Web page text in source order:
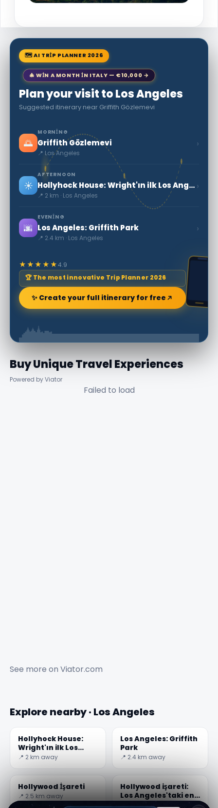
🗺 AI TRIP PLANNER 2026
🎄 WIN A MONTH IN ITALY — €10,000 →
Plan your visit to Los Angeles
Suggested itinerary near Griffith Gözlemevi
🌅
MORNING
Griffith Gözlemevi
📍 Los Angeles
›
☀️
AFTERNOON
Hollyhock House: Wright'ın ilk Los Angeles projesi
📍 2 km · Los Angeles
›
🌆
EVENING
Los Angeles: Griffith Park
📍 2.4 km · Los Angeles
›
★★★★★4.9
🏆 The most innovative Trip Planner 2026
✨ Create your full itinerary for free
Buy Unique Travel Experiences
Powered by Viator
Failed to load
See more on Viator.com
Explore nearby · Los Angeles
Hollyhock House:
Wright'ın ilk Los
Angeles projesi
📍 2 km away
Los Angeles: Griffith
Park
📍 2.4 km away
Hollywood İşareti
📍 2.5 km away
Hollywood işareti:
Los Angeles'taki en
tanınmış dönüm
📍 2.6 km away